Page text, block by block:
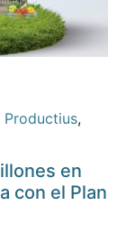
Productius,
en
con el Plan